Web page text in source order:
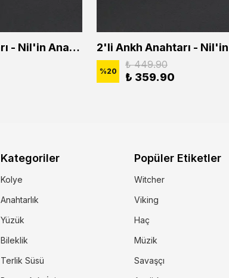
2'li Ankh Anahtarı - Nil'in Anahtarı - Kuru Kafa Erkek Kadın Kolye Seti
%20
₺ 449.90
₺ 359.90
Kategoriler
Kolye
Anahtarlık
Yüzük
Bileklik
Terlik Süsü
Popüler Etiketler
Witcher
Viking
Haç
Müzik
Savaşçı